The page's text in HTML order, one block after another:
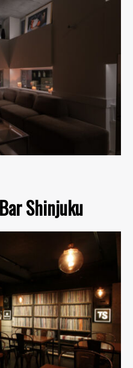
Shinjuku